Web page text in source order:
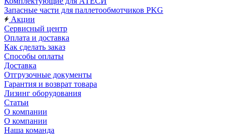
Запасные части для паллетообмотчиков PKG
Акции
Сервисный центр
Оплата и доставка
Как сделать заказ
Способы оплаты
Доставка
Отгрузочные документы
Гарантия и возврат товара
Лизинг оборудования
Статьи
О компании
О компании
Наша команда